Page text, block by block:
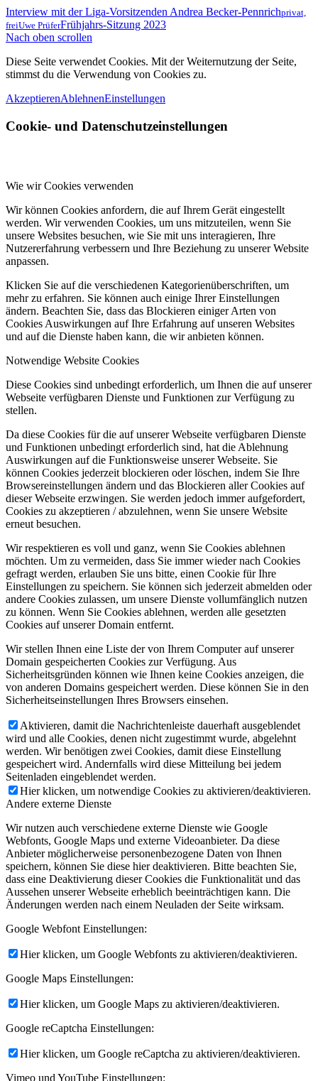
Interview mit der Liga-Vorsitzenden Andrea Becker-Pennrichprivat,
freiUwe PrüferFrühjahrs-Sitzung 2023
Nach oben scrollen
Diese Seite verwendet Cookies. Mit der Weiternutzung der Seite,
stimmst du die Verwendung von Cookies zu.
AkzeptierenAblehnenEinstellungen
Cookie- und Datenschutzeinstellungen
Wie wir Cookies verwenden
Wir können Cookies anfordern, die auf Ihrem Gerät eingestellt
werden. Wir verwenden Cookies, um uns mitzuteilen, wenn Sie
unsere Websites besuchen, wie Sie mit uns interagieren, Ihre
Nutzererfahrung verbessern und Ihre Beziehung zu unserer Website
anpassen.
Klicken Sie auf die verschiedenen Kategorienüberschriften, um
mehr zu erfahren. Sie können auch einige Ihrer Einstellungen
ändern. Beachten Sie, dass das Blockieren einiger Arten von
Cookies Auswirkungen auf Ihre Erfahrung auf unseren Websites
und auf die Dienste haben kann, die wir anbieten können.
Notwendige Website Cookies
Diese Cookies sind unbedingt erforderlich, um Ihnen die auf unserer
Webseite verfügbaren Dienste und Funktionen zur Verfügung zu
stellen.
Da diese Cookies für die auf unserer Webseite verfügbaren Dienste
und Funktionen unbedingt erforderlich sind, hat die Ablehnung
Auswirkungen auf die Funktionsweise unserer Webseite. Sie
können Cookies jederzeit blockieren oder löschen, indem Sie Ihre
Browsereinstellungen ändern und das Blockieren aller Cookies auf
dieser Webseite erzwingen. Sie werden jedoch immer aufgefordert,
Cookies zu akzeptieren / abzulehnen, wenn Sie unsere Website
erneut besuchen.
Wir respektieren es voll und ganz, wenn Sie Cookies ablehnen
möchten. Um zu vermeiden, dass Sie immer wieder nach Cookies
gefragt werden, erlauben Sie uns bitte, einen Cookie für Ihre
Einstellungen zu speichern. Sie können sich jederzeit abmelden oder
andere Cookies zulassen, um unsere Dienste vollumfänglich nutzen
zu können. Wenn Sie Cookies ablehnen, werden alle gesetzten
Cookies auf unserer Domain entfernt.
Wir stellen Ihnen eine Liste der von Ihrem Computer auf unserer
Domain gespeicherten Cookies zur Verfügung. Aus
Sicherheitsgründen können wie Ihnen keine Cookies anzeigen, die
von anderen Domains gespeichert werden. Diese können Sie in den
Sicherheitseinstellungen Ihres Browsers einsehen.
Aktivieren, damit die Nachrichtenleiste dauerhaft ausgeblendet
wird und alle Cookies, denen nicht zugestimmt wurde, abgelehnt
werden. Wir benötigen zwei Cookies, damit diese Einstellung
gespeichert wird. Andernfalls wird diese Mitteilung bei jedem
Seitenladen eingeblendet werden.
Hier klicken, um notwendige Cookies zu aktivieren/deaktivieren.
Andere externe Dienste
Wir nutzen auch verschiedene externe Dienste wie Google
Webfonts, Google Maps und externe Videoanbieter. Da diese
Anbieter möglicherweise personenbezogene Daten von Ihnen
speichern, können Sie diese hier deaktivieren. Bitte beachten Sie,
dass eine Deaktivierung dieser Cookies die Funktionalität und das
Aussehen unserer Webseite erheblich beeinträchtigen kann. Die
Änderungen werden nach einem Neuladen der Seite wirksam.
Google Webfont Einstellungen:
Hier klicken, um Google Webfonts zu aktivieren/deaktivieren.
Google Maps Einstellungen:
Hier klicken, um Google Maps zu aktivieren/deaktivieren.
Google reCaptcha Einstellungen:
Hier klicken, um Google reCaptcha zu aktivieren/deaktivieren.
Vimeo und YouTube Einstellungen: